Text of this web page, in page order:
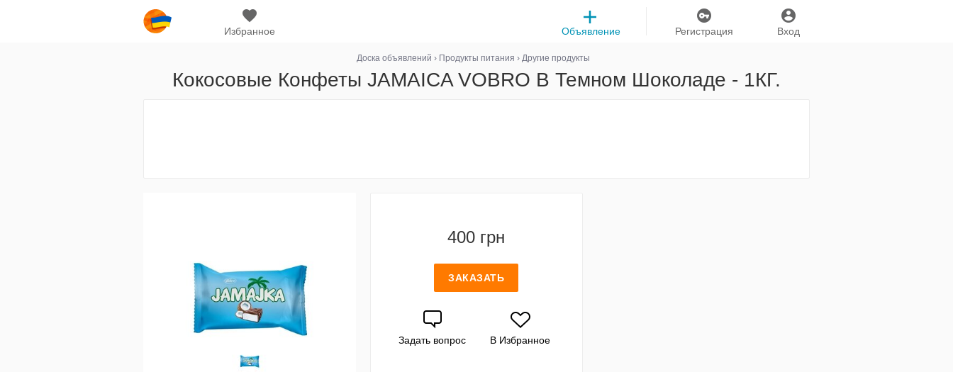
Избранное Вход
Регистрация
Объявление
Доска объявлений › Продукты питания › Другие продукты
Кокосовые Конфеты JAMAICA VOBRO В Темном Шоколаде - 1КГ.
400 грн
ЗАКАЗАТЬ
Задать вопрос В Избранное